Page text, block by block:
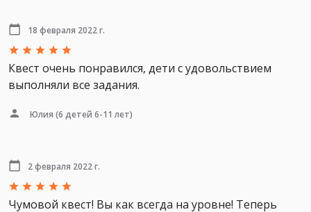
18 февраля 2022 г.
Квест очень понравился, дети с удовольствием
выполняли все задания.
Юлия (6 детей 6-11 лет)
2 февраля 2022 г.
Чумовой квест! Вы как всегда на уровне! Теперь